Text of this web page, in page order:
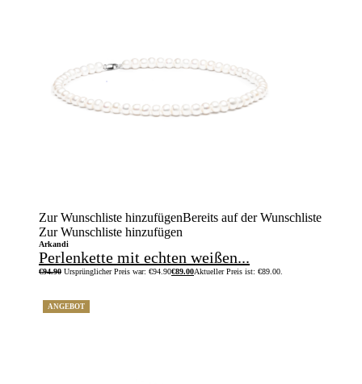
Zur Wunschliste hinzufügenBereits auf der Wunschliste
Zur Wunschliste hinzufügen
Arkandi
Perlenkette mit echten weißen...
€94.90 Ursprünglicher Preis war: €94.90€89.00Aktueller Preis ist: €89.00.
ANGEBOT